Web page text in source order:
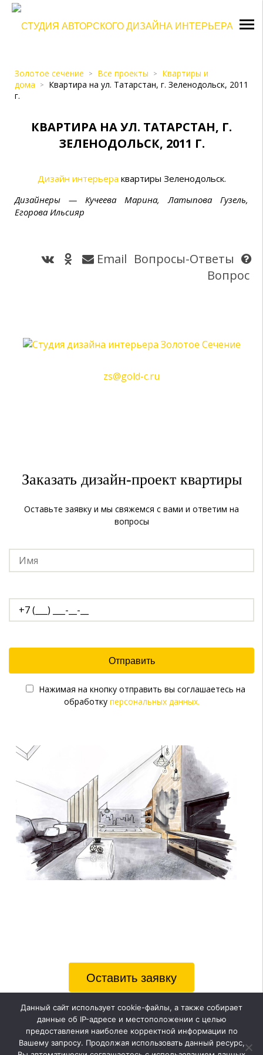
Золотое сечение > Все проекты >
Квартиры и
дома
>
Квартира на ул. Татарстан, г. Зеленодольск, 2011
г.
КВАРТИРА НА УЛ. ТАТАРСТАН, Г.
ЗЕЛЕНОДОЛЬСК, 2011 Г.
Дизайн интерьера квартиры Зеленодольск.
Дизайнеры — Кучеева Марина, Латыпова Гузель,
Егорова Ильсияр
Email Вопросы-Ответы
Вопрос
zs@gold-c.ru
Заказать дизайн-проект квартиры
Оставьте заявку и мы свяжемся с вами и ответим на
вопросы
Нажимая на кнопку отправить вы соглашаетесь на
обработку персональных данных.
Оставить заявку
HOUZZ
Данный сайт использует cookie-файлы, а также собирает
данные об IP-адресе и местоположении с целью
предоставления наиболее корректной информации по
Вашему запросу. Продолжая использовать данный ресурс,